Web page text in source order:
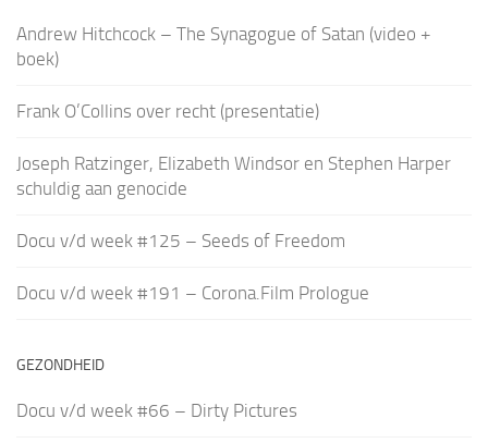
Andrew Hitchcock – The Synagogue of Satan (video +
boek)
Frank O’Collins over recht (presentatie)
Joseph Ratzinger, Elizabeth Windsor en Stephen Harper
schuldig aan genocide
Docu v/d week #125 – Seeds of Freedom
Docu v/d week #191 – Corona.Film Prologue
GEZONDHEID
Docu v/d week #66 – Dirty Pictures